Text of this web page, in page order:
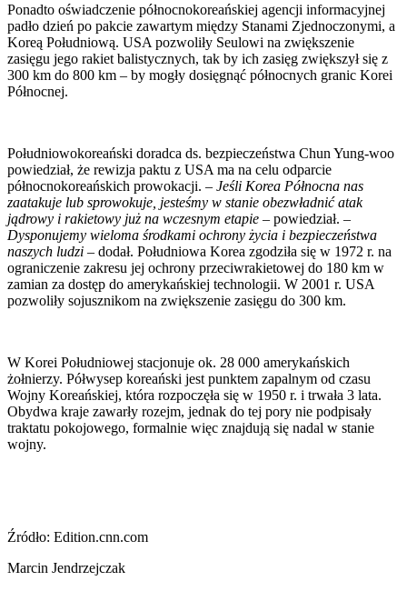
Ponadto oświadczenie północnokoreańskiej agencji informacyjnej
padło dzień po pakcie zawartym między Stanami Zjednoczonymi, a
Koreą Południową. USA pozwoliły Seulowi na zwiększenie
zasięgu jego rakiet balistycznych, tak by ich zasięg zwiększył się z
300 km do 800 km – by mogły dosięgnąć północnych granic Korei
Północnej.
Południowokoreański doradca ds. bezpieczeństwa Chun Yung-woo
powiedział, że rewizja paktu z USA ma na celu odparcie
północnokoreańskich prowokacji. – Jeśli Korea Północna nas
zaatakuje lub sprowokuje, jesteśmy w stanie obezwładnić atak
jądrowy i rakietowy już na wczesnym etapie – powiedział. –
Dysponujemy wieloma środkami ochrony życia i bezpieczeństwa
naszych ludzi – dodał. Południowa Korea zgodziła się w 1972 r. na
ograniczenie zakresu jej ochrony przeciwrakietowej do 180 km w
zamian za dostęp do amerykańskiej technologii. W 2001 r. USA
pozwoliły sojusznikom na zwiększenie zasięgu do 300 km.
W Korei Południowej stacjonuje ok. 28 000 amerykańskich
żołnierzy. Półwysep koreański jest punktem zapalnym od czasu
Wojny Koreańskiej, która rozpoczęła się w 1950 r. i trwała 3 lata.
Obydwa kraje zawarły rozejm, jednak do tej pory nie podpisały
traktatu pokojowego, formalnie więc znajdują się nadal w stanie
wojny.
Źródło: Edition.cnn.com
Marcin Jendrzejczak